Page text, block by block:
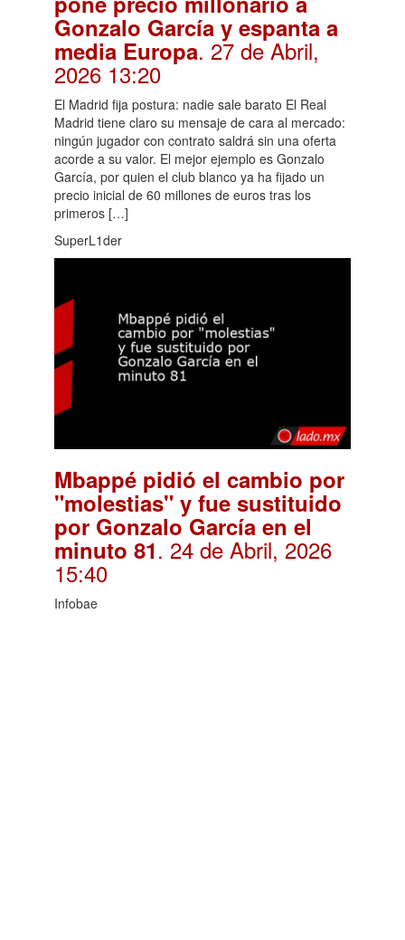
Gonzalo García y espanta a
media Europa. 27 de Abril,
2026 13:20
El Madrid fija postura: nadie sale barato El Real
Madrid tiene claro su mensaje de cara al mercado:
ningún jugador con contrato saldrá sin una oferta
acorde a su valor. El mejor ejemplo es Gonzalo
García, por quien el club blanco ya ha fijado un
precio inicial de 60 millones de euros tras los
primeros […]
SuperL1der
Mbappé pidió el cambio por
"molestias" y fue sustituido
por Gonzalo García en el
minuto 81. 24 de Abril, 2026
15:40
Infobae